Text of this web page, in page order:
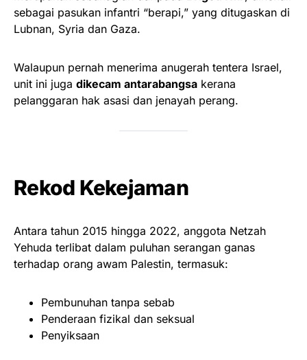
sebagai pasukan infantri “berapi,” yang ditugaskan di
Lubnan, Syria dan Gaza.
Walaupun pernah menerima anugerah tentera Israel,
unit ini juga dikecam antarabangsa kerana
pelanggaran hak asasi dan jenayah perang.
Rekod Kekejaman
Antara tahun 2015 hingga 2022, anggota Netzah
Yehuda terlibat dalam puluhan serangan ganas
terhadap orang awam Palestin, termasuk:
Pembunuhan tanpa sebab
Penderaan fizikal dan seksual
Penyiksaan